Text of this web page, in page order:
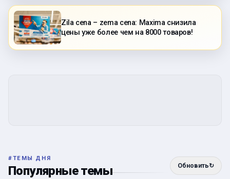
Zila cena – zema cena: Maxima снизила
цены уже более чем на 8000 товаров!
#ТЕМЫ ДНЯ
Популярные темы Обновить↻